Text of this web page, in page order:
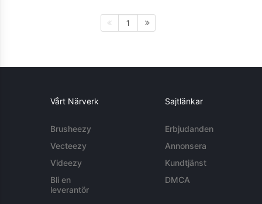
1
Vårt Närverk
Brusheezy
Vecteezy
Videezy
Bli en
leverantör
Sajtlänkar
Erbjudanden
Annonsera
Kundtjänst
DMCA